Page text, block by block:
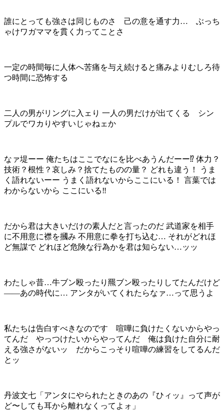
誰にとっても強さは同じものさ 己の意を通す力… ぶっち
ゃけワガママを貫く力ってことさ
一定の時間毎に人体へ苦痛を与え続けると痛みよりむしろ待
つ時間に恐怖する
二人の男がリングに入ェり 一人の男だけが出てくる シン
プルでワカりやすいじゃねェか
なァ堤ーー 俺たちはここでなにを比べあうんだーー⁉︎ 体力？
技術？根性？哀しみ？捨てたものの量？ どれも違う！ うま
く語れないーー うまく語れないからここにいる！ 言葉では
わからないから ここにいる‼︎
だから君は大きいだけの素人だと言ったのだ 武道家を相手
に不用意に襟を摑み 不用意に拳を打ち込む… それがどれほ
ど無謀で どれほど危険な行為かを君は知らない…ッッ
わたしゃ昔…牛ブン殴ったり羆ブン殴ったりしてたんだけど
——あの時代に… アンタがいてくれたらなァ…って思うよ
私たちは告白すべきなのです 喧嘩に負けたくないからやっ
てんだ やっつけたいからやってんだ 俺は負けた自分に耐
える強さがないッ だからこっそり喧嘩の練習をしてるんだ
とッ
丹波文七「アンタにやられたときのあの『ひィッ』って声が
ど〜しても耳から離れなくってよォ」